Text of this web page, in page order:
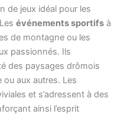
de jeux idéal pour les
événements sportifs à
de montagne ou les
passionnés. Ils
des paysages drômois
aux autres. Les
et s’adressent à des
ainsi l’esprit